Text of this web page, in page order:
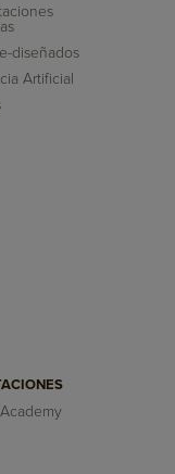
diseñados
Artificial